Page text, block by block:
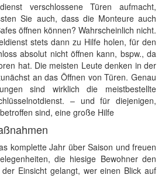
verschlossene Türen aufmacht,
Sie auch, dass die Monteure auch
öffnen können? Wahrscheinlich nicht.
stets dann zu Hilfe holen, für den
absolut nicht öffnen kann, bspw., da
hat. Die meisten Leute denken in der
an das Öffnen von Türen. Genau
sind wirklich die meistbestellte
– und für diejenigen,
sind, eine große Hilfe
komplette Jahr über Saison und freuen
die hiesige Bewohner den
Einsicht gelangt, wer einen Blick auf